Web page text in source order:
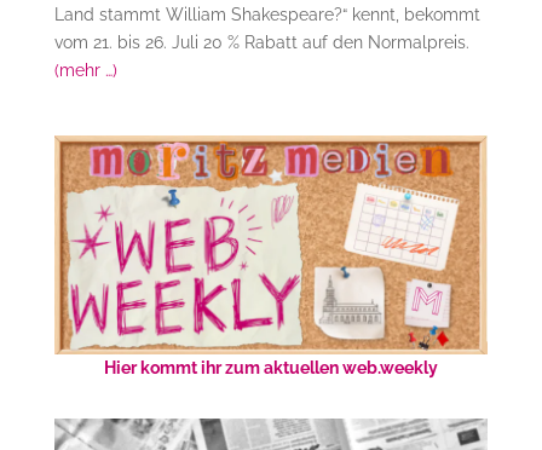
Land stammt William Shakespeare?“ kennt, bekommt
vom 21. bis 26. Juli 20 % Rabatt auf den Normalpreis.
(mehr …)
Hier kommt ihr zum aktuellen web.weekly